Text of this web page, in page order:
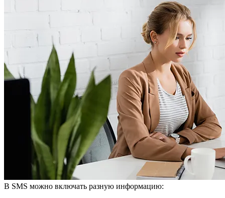
В SMS можно включать разную информацию: